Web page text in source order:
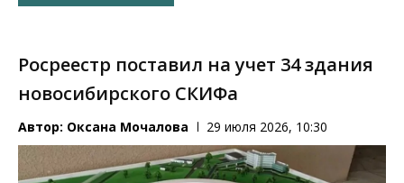
Росреестр поставил на учет 34 здания
новосибирского СКИФа
Автор: Оксана Мочалова 29 июля 2026, 10:30